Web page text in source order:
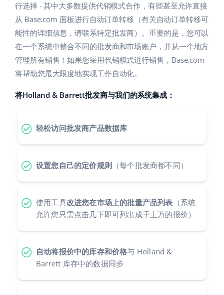
发货管理
工作流程自动化
Base Connect
电子产品
汽车零部件
超市
服务
账户审计
联系方式
english (IN)
čeština
deutsch
español (MX)
Italiano
polski
română
行选择 - 其中大多数提供代销模式合作，有些甚至允许直接
从 Base.com 面板进行自动订单转移（有关自动订单转移可
能性的详细信息，请联系特定批发商）。重要的是，您可以
在一个系统中整合不同的批发商和市场账户，并从一个地方
管理所有销售！如果您采用代销模式进行销售，Base.com
将帮助您最大限度地实现工作自动化。
将Holland & Barrett批发商与我们的系统集成：
轻松访问批发商产品数据库
设置您自己的定价规则 （每个批发商都不同）
使用工具改进您在市场上的批量产品列表 （系统
允许您只需点击几下即可列出成千上万的报价）
自动将报价中的库存和价格与 Holland &
Barrett 库存中的数据同步